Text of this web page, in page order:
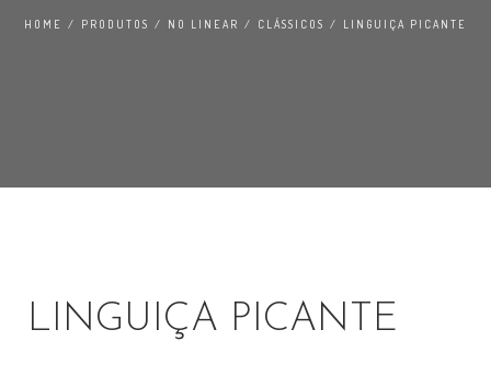
PROFISSIONAL
HOME / PRODUTOS / NO LINEAR / CLÁSSICOS / LINGUIÇA PICANTE
LINGUIÇA PICANTE